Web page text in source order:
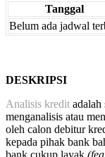
Tanggal
Belum ada jadwal
DESKRIPSI
Analisis kredit adalah
menganalisis atau
oleh calon debitur
kepada pihak bank
bank cukup layak